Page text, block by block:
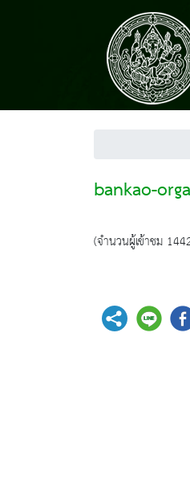
bankao-
(จำนวนผู้เข้าชม